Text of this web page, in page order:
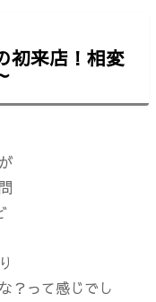
初来店！相変
？って感じでし